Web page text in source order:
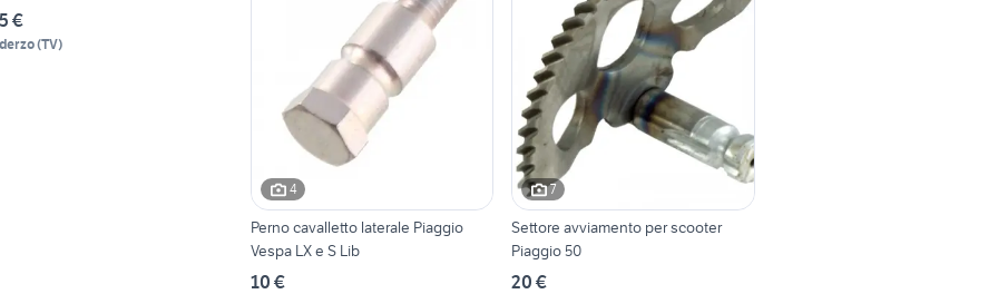
€
(TV)
4
Perno cavalletto laterale Piaggio
Vespa LX e S Lib
10 €
7
Settore avviamento per scooter
Piaggio 50
20 €